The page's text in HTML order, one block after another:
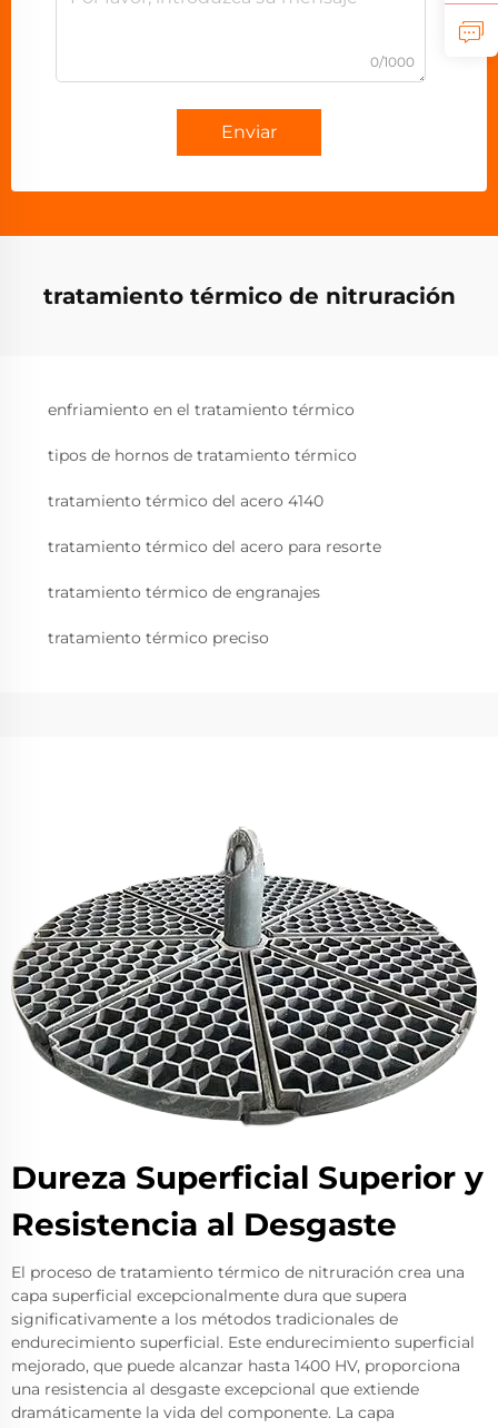
0/1000
Enviar
tratamiento térmico de nitruración
enfriamiento en el tratamiento térmico
tipos de hornos de tratamiento térmico
tratamiento térmico del acero 4140
tratamiento térmico del acero para resorte
tratamiento térmico de engranajes
tratamiento térmico preciso
Dureza Superficial Superior y
Resistencia al Desgaste
El proceso de tratamiento térmico de nitruración crea una
capa superficial excepcionalmente dura que supera
significativamente a los métodos tradicionales de
endurecimiento superficial. Este endurecimiento superficial
mejorado, que puede alcanzar hasta 1400 HV, proporciona
una resistencia al desgaste excepcional que extiende
dramáticamente la vida del componente. La capa